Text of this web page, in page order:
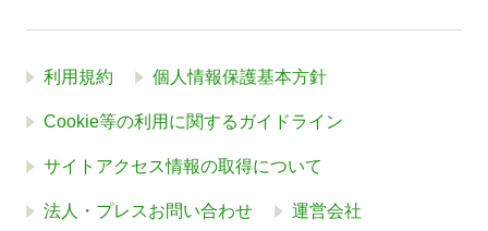
利用規約 個人情報保護基本方針
Cookie等の利用に関するガイドライン
サイトアクセス情報の取得について
法人・プレスお問い合わせ 運営会社